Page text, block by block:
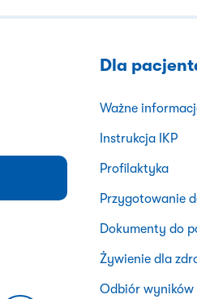
Dla
Ważne
Instrukcja IKP
Profilaktyka
Przygotowanie
Dokumenty do
Żywienie dla
Odbiór wyników